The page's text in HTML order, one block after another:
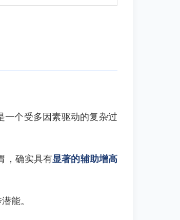
一个受多因素驱动的复杂过
，确实具有显著的辅助增高
能。